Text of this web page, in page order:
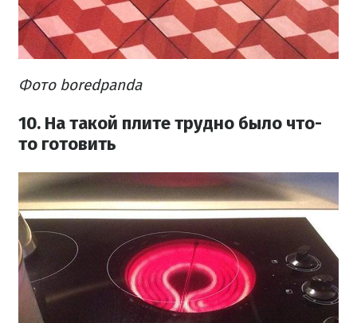
Фото boredpanda
10. На такой плите трудно было что-
то готовить